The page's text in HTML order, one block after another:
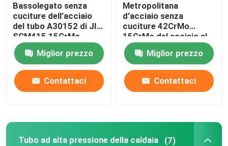
Bassolegato senza
cuciture dell'acciaio
del tubo A30152 di JIS
SCM415 15CrMo
1,7243
Miglior prezzo
Contattaci
Metropolitana
d'acciaio senza
cuciture 42CrMo
15CrMo del acciaio al
carbonio di ASTM
A283 T91 P91 P22
P11
Miglior prezzo
Contattaci
Tubo ad alta pressione della caldaia (7)